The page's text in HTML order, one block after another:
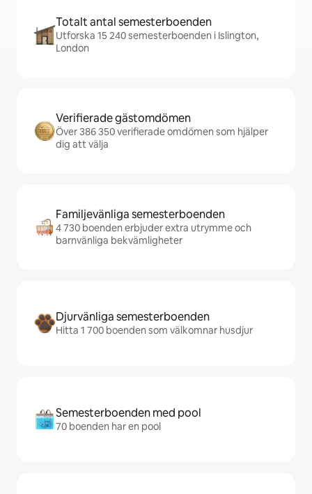
Totalt antal semesterboenden
Utforska 15 240 semesterboenden i Islington,
London
Verifierade gästomdömen
Över 386 350 verifierade omdömen som hjälper
dig att välja
Familjevänliga semesterboenden
4 730 boenden erbjuder extra utrymme och
barnvänliga bekvämligheter
Djurvänliga semesterboenden
Hitta 1 700 boenden som välkomnar husdjur
Semesterboenden med pool
70 boenden har en pool